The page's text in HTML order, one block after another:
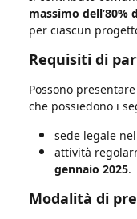
massimo dell’80%
per ciascun
Requisiti di
Possono
che possiedono i
sede legale
attività
gennaio 2025.
Modalità di